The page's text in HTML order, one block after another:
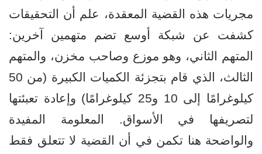
مجريات هذه القضية المعقدة، علم أن التحقيقات
كشفت عن شبكة أوسع تضم متهمين آخرين:
المتهم الثاني، وهو موزع وصاحب مخزن، والمتهم
الثالث، الذي قام بتجزئة الكميات الكبيرة (من 50
كيلوغرامًا إلى 10 و25 كيلوغرامًا) وإعادة تعبئتها
لتصريفها في الأسواق. المعلومة المفيدة
والواضحة هنا تكمن في أن القضية لا تتعلق فقط